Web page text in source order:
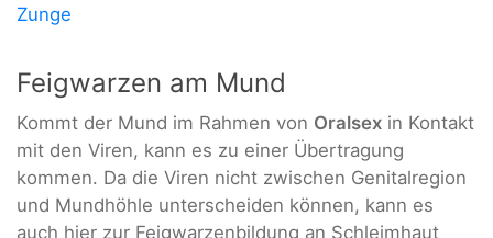
Zunge
Feigwarzen am Mund
Kommt der Mund im Rahmen von Oralsex in Kontakt
mit den Viren, kann es zu einer Übertragung
kommen. Da die Viren nicht zwischen Genitalregion
und Mundhöhle unterscheiden können, kann es
auch hier zur Feigwarzenbildung an Schleimhaut